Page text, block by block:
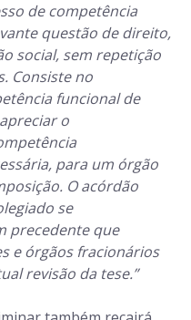
de competência
questão de direito,
social, sem repetição
Consiste no
funcional de
o
para um órgão
O acórdão
se
precedente que
e órgãos fracionários
revisão da tese.”